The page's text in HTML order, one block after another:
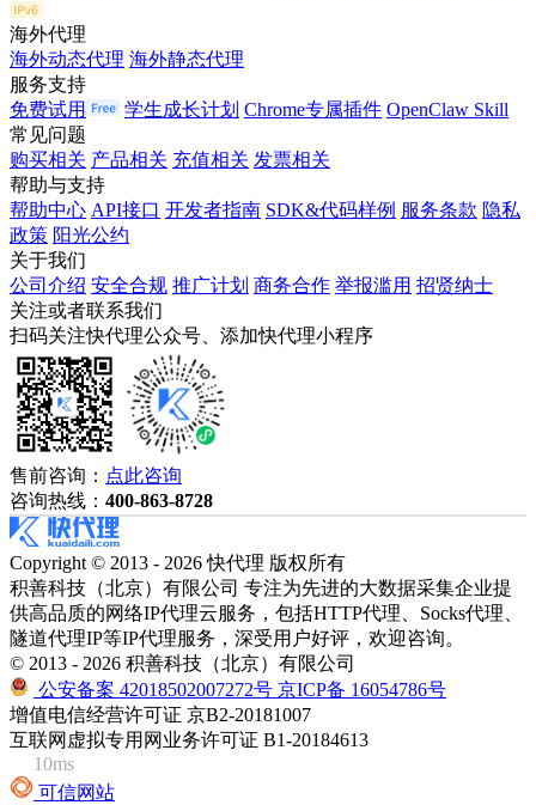
海外代理
海外动态代理 海外静态代理
服务支持
免费试用
学生成长计划 Chrome专属插件 OpenClaw Skill
常见问题
购买相关 产品相关 充值相关 发票相关
帮助与支持
帮助中心 API接口 开发者指南 SDK&代码样例 服务条款 隐私
政策 阳光公约
关于我们
公司介绍 安全合规 推广计划 商务合作 举报滥用 招贤纳士
关注或者联系我们
扫码关注快代理公众号、添加快代理小程序
售前咨询： 点此咨询
咨询热线： 400-863-8728
Copyright © 2013 - 2026 快代理 版权所有
积善科技（北京）有限公司 专注为先进的大数据采集企业提
供高品质的网络IP代理云服务，包括HTTP代理、Socks代理、
隧道代理IP等IP代理服务，深受用户好评，欢迎咨询。
© 2013 - 2026 积善科技（北京）有限公司
公安备案 42018502007272号 京ICP备 16054786号
增值电信经营许可证 京B2-20181007
互联网虚拟专用网业务许可证 B1-20184613
10ms
可信网站